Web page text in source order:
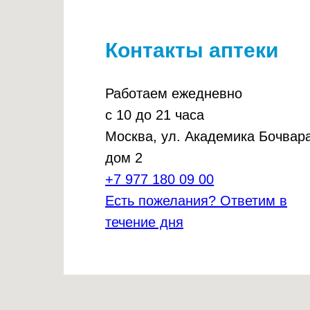
Контакты аптеки
Работаем ежедневно
с 10 до 21 часа
Москва, ул. Академика
дом 2
+7 977 180 09 00
Есть пожелания? Ответим в
течение дня